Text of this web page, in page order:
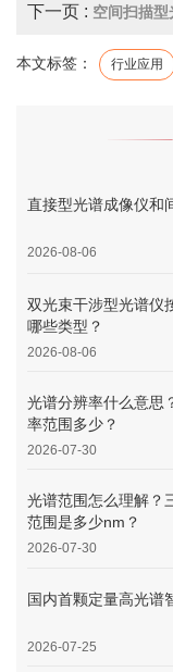
下一页 : 空间扫描
本文标签： 行业应用
直接型光谱成像仪和
2026-08-06
双光束干涉型光谱仪
哪些类型？
2026-08-06
光谱分辨率什么意思
率范围多少？
2026-07-30
光谱范围怎么理解？
范围是多少nm？
2026-07-30
国内首颗定量高光谱
2026-07-25